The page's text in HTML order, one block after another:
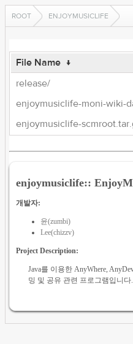
ROOT ENJOYMUSICLIFE
File Name ↓
release/
enjoymusiclife-moni-wiki-
enjoymusiclife-
enjoymusiclife::
개발자:
윤(zumbi)
Lee(chizzv)
Project Description:
Java를 이용한 AnyWhere,
밍 및 공유 관련 프로그램입니다